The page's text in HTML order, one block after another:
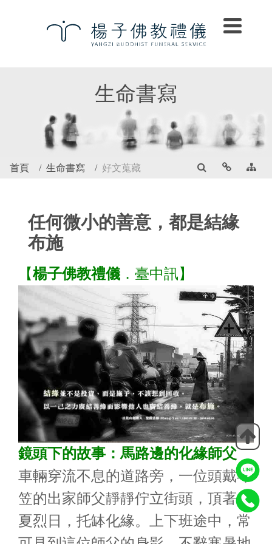
生命書寫
首頁 生命書寫 好文蒐藏
任何微小的善意，都是結緣
布施
【楊子佛教禮儀 ．臺中訊】
鏡頭下的故事：馬路邊的化緣師父
車輛穿流不息的道路旁，一位頭戴斗
笠的出家師父靜靜佇立街頭，頂著炎
夏烈日，托缽化緣。上下班途中，常